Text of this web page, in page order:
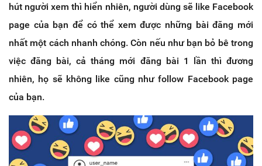
hút người xem thì hiển nhiên, người dùng sẽ like Facebook
page của bạn để có thể xem được những bài đăng mới
nhất một cách nhanh chóng. Còn nếu như bạn bỏ bê trong
việc đăng bài, cả tháng mới đăng bài 1 lần thì đương
nhiên, họ sẽ không like cũng như follow Facebook page
của bạn.